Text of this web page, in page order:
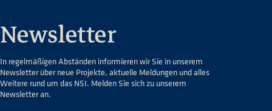
Newsletter
In regelmäßigen Abständen informieren wir Sie in unserem
Newsletter über neue Projekte, aktuelle Meldungen und alles
Weitere rund um das NSI. Melden Sie sich zu unserem
Newsletter an.